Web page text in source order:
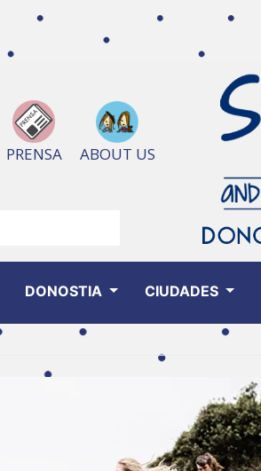
PRENSA ABOUT US
DONOSTIA CIUDADES